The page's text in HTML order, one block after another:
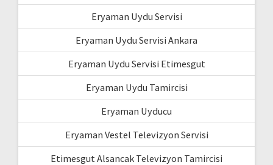
Eryaman Uydu Servisi
Eryaman Uydu Servisi Ankara
Eryaman Uydu Servisi Etimesgut
Eryaman Uydu Tamircisi
Eryaman Uyducu
Eryaman Vestel Televizyon Servisi
Etimesgut Alsancak Televizyon Tamircisi